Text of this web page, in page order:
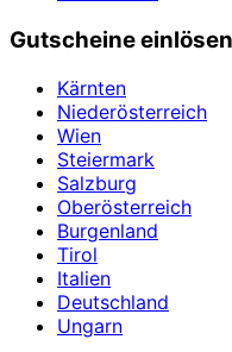
Gutscheine einlösen
Kärnten
Niederösterreich
Wien
Steiermark
Salzburg
Oberösterreich
Burgenland
Tirol
Italien
Deutschland
Ungarn